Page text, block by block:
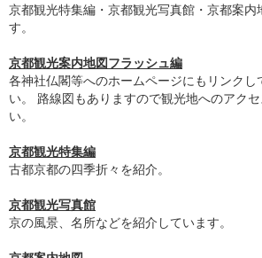
京都観光特集編・京都観光写真館・京都案内
す。
京都観光案内地図フラッシュ編
各神社仏閣等へのホームページにもリンクし
い。 路線図もありますので観光地へのアク
い。
京都観光特集編
古都京都の四季折々を紹介。
京都観光写真館
京の風景、名所などを紹介しています。